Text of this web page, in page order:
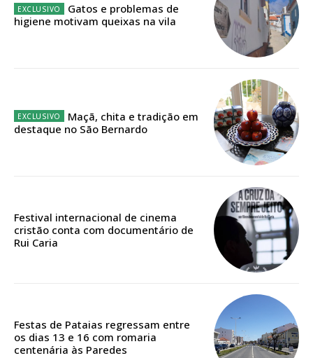
Acesso aos conteúdos Exclusivos para
assinantes
16
Acesso aos conteúdos Exclusivos para
assinantes
Ofertas para assinatura anual
Gatos e problemas de
higiene motivam queixas na vila
Maçã, chita e tradição em
destaque no São Bernardo
Festival internacional de cinema
cristão conta com documentário de
Rui Caria
Festas de Pataias regressam entre
os dias 13 e 16 com romaria
centenária às Paredes